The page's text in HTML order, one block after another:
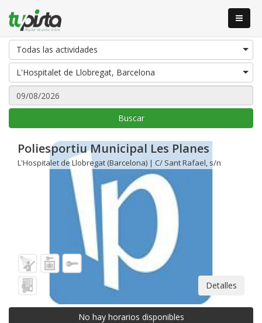
Todas las actividades
L'Hospitalet de Llobregat, Barcelona
Buscar
Poliesportiu Municipal Les Planes
L'Hospitalet de Llobregat (Barcelona) | C/ Sant Rafael, s/n
Detalles
No hay horarios disponibles